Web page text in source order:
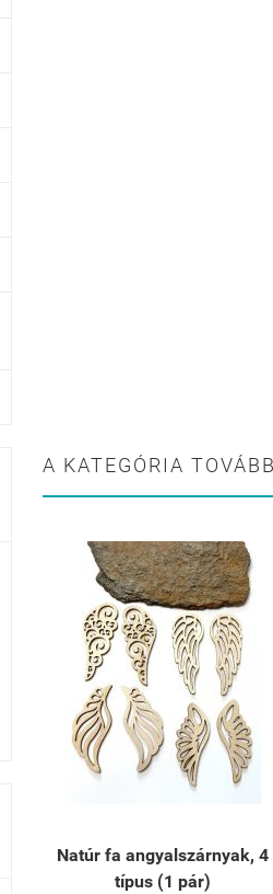
A KATEGÓRIA
Natúr fa angyalszárnyak, 4
típus (1 pár)